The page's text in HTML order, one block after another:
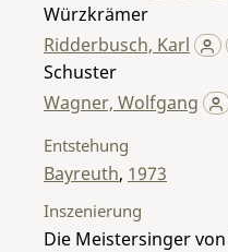
Würzkrämer
Ridderbusch, Karl
Schuster
Wagner, Wolfgang
Entstehung
Bayreuth, 1973
Inszenierung
Die Meistersinger